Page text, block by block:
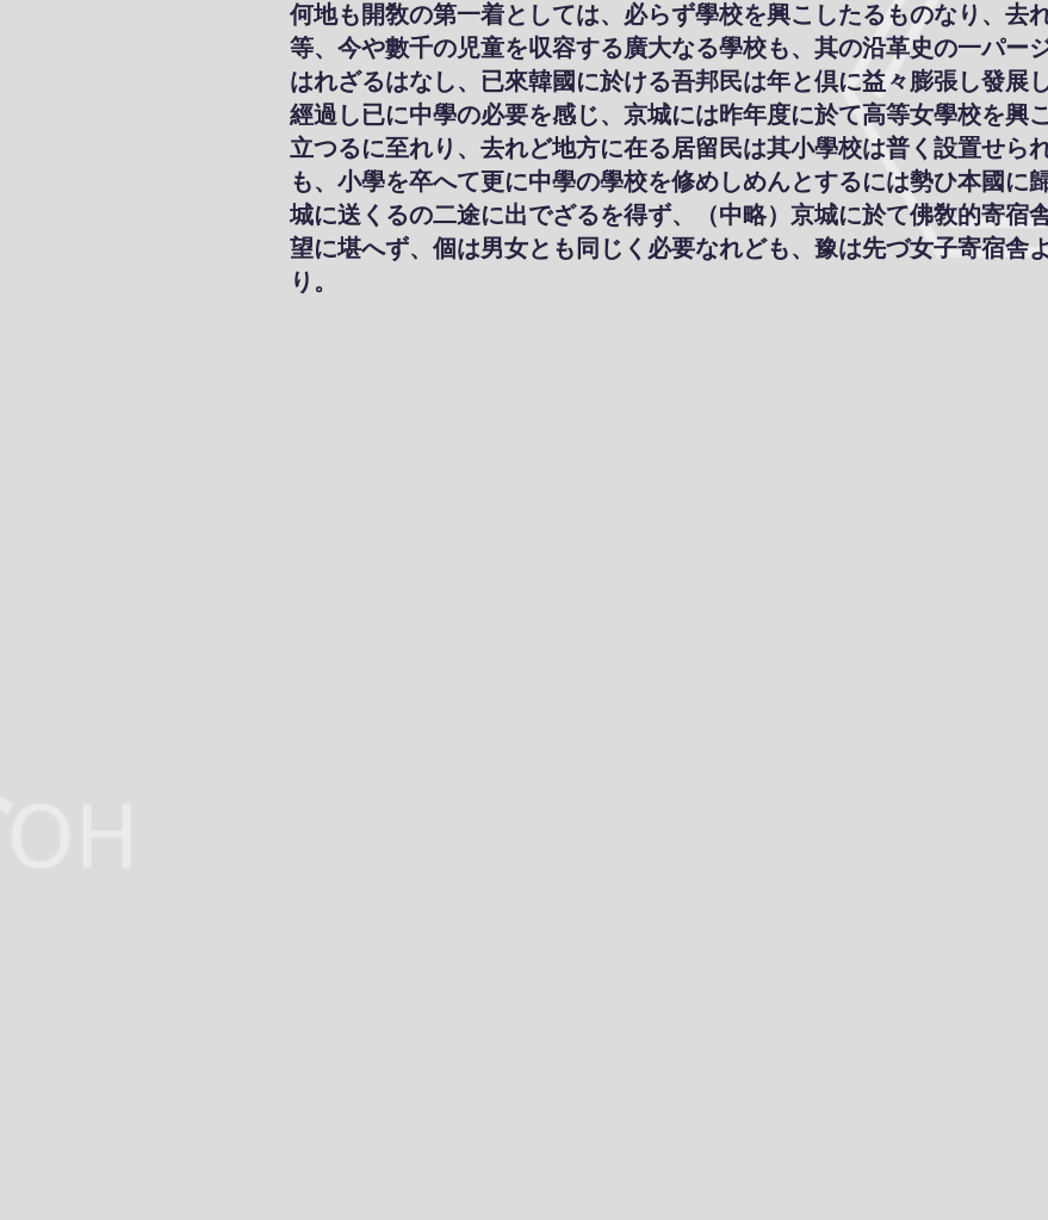
何地も開敎の第一着としては、必らず學校を興こしたるものなり、去
等、今や數千の児童を収容する廣大なる學校も、其の沿革史の一パー
はれざるはなし、已來韓國に於ける吾邦民は年と倶に益々膨張し發展
經過し已に中學の必要を感じ、京城には昨年度に於て高等女學校を興
立つるに至れり、去れど地方に在る居留民は其小學校は普く設置せら
も、小學を卒へて更に中學の學校を修めしめんとするには勢ひ本國に
城に送くるの二途に出でざるを得ず、（中略）京城に於て佛敎的寄宿
望に堪へず、個は男女とも同じく必要なれども、豫は先づ女子寄宿舎
り。